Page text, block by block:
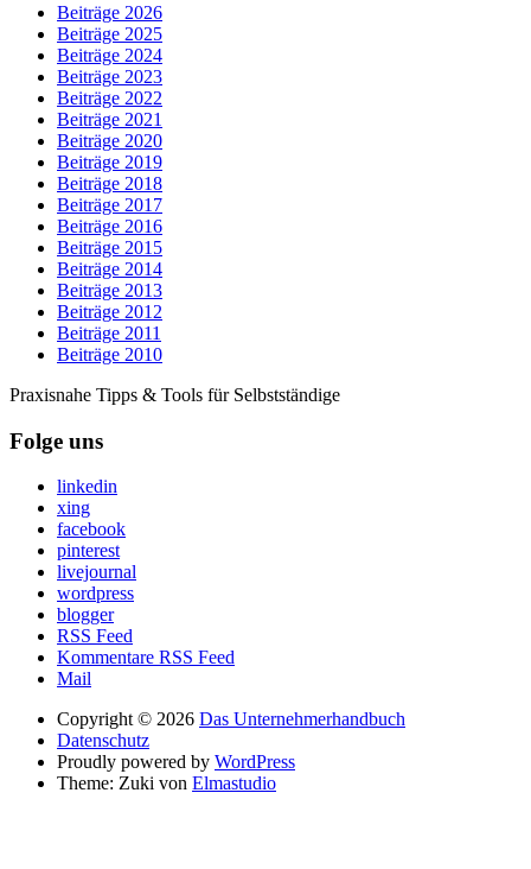
Beiträge 2026
Beiträge 2025
Beiträge 2024
Beiträge 2023
Beiträge 2022
Beiträge 2021
Beiträge 2020
Beiträge 2019
Beiträge 2018
Beiträge 2017
Beiträge 2016
Beiträge 2015
Beiträge 2014
Beiträge 2013
Beiträge 2012
Beiträge 2011
Beiträge 2010
Praxisnahe Tipps & Tools für Selbstständige
Folge uns
linkedin
xing
facebook
pinterest
livejournal
wordpress
blogger
RSS Feed
Kommentare RSS Feed
Mail
Copyright © 2026 Das Unternehmerhandbuch
Datenschutz
Proudly powered by WordPress
Theme: Zuki von Elmastudio